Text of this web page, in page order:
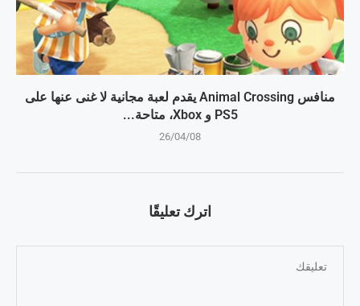
منافس Animal Crossing يقدم لعبة مجانية لا غنى عنها على
PS5 و Xbox، متاحة...
26/04/08
اترك تعليقًا